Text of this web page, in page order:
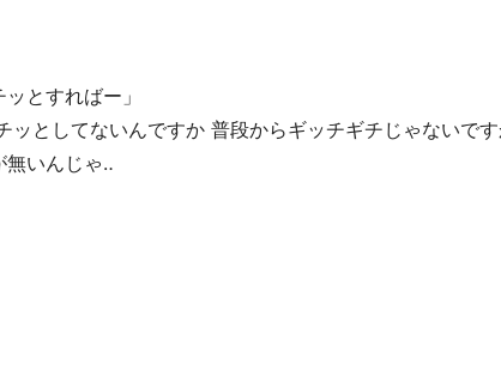
とすればー」
としてないんですか 普段からギッチギチじゃないで
いんじゃ‥